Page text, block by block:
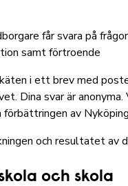
får svara på
samt förtroende
i ett brev med
Dina svar är
av
och resultatet av
och skola